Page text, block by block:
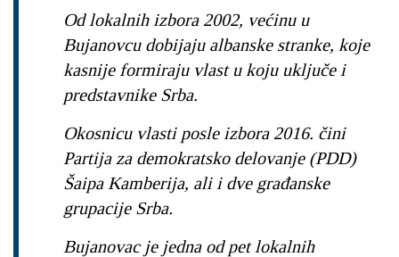
Od lokalnih izbora 2002, većinu u
Bujanovcu dobijaju albanske stranke, koje
kasnije formiraju vlast u koju uključe i
predstavnike Srba.
Okosnicu vlasti posle izbora 2016. čini
Partija za demokratsko delovanje (PDD)
Šaipa Kamberija, ali i dve građanske
grupacije Srba.
Bujanovac je jedna od pet lokalnih